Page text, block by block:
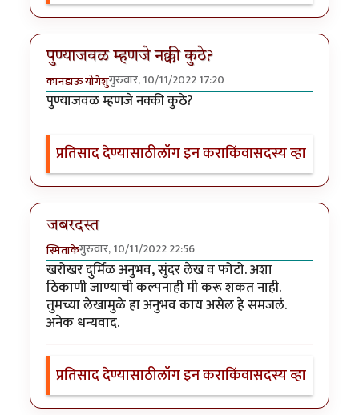
पुण्याजवळ म्हणजे नक्की कुठे?
कानडाऊ योगेशुगुरुवार, 10/11/2022 17:20
पुण्याजवळ म्हणजे नक्की कुठे?
प्रतिसाद देण्यासाठीलॉग इन कराकिंवासदस्य व्हा
जबरदस्त
स्मिताकेगुरुवार, 10/11/2022 22:56
खरोखर दुर्मिळ अनुभव, सुंदर लेख व फोटो. अशा
ठिकाणी जाण्याची कल्पनाही मी करू शकत नाही.
तुमच्या लेखामुळे हा अनुभव काय असेल हे समजलं.
अनेक धन्यवाद.
प्रतिसाद देण्यासाठीलॉग इन कराकिंवासदस्य व्हा